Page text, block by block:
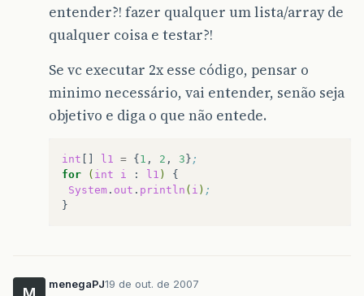
entender?! fazer qualquer um lista/array de
qualquer coisa e testar?!
Se vc executar 2x esse código, pensar o
minimo necessário, vai entender, senão seja
objetivo e diga o que não entede.
int l1 = { 1 , 2 , 3 } ;
for
( int i : l1 )
System . out . println ( i ) ;
menegaPJ19 de out. de 2007